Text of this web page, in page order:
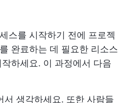
스를 시작하기 전에 프로젝
완료하는 데 필요한 리소스
하세요. 이 과정에서 다음
서 생각하세요. 또한 사람들